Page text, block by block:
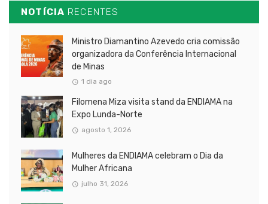
NOTÍCIA RECENTES
Ministro Diamantino Azevedo cria comissão
organizadora da Conferência Internacional
de Minas
1 dia ago
Filomena Miza visita stand da ENDIAMA na
Expo Lunda-Norte
agosto 1, 2026
Mulheres da ENDIAMA celebram o Dia da
Mulher Africana
julho 31, 2026